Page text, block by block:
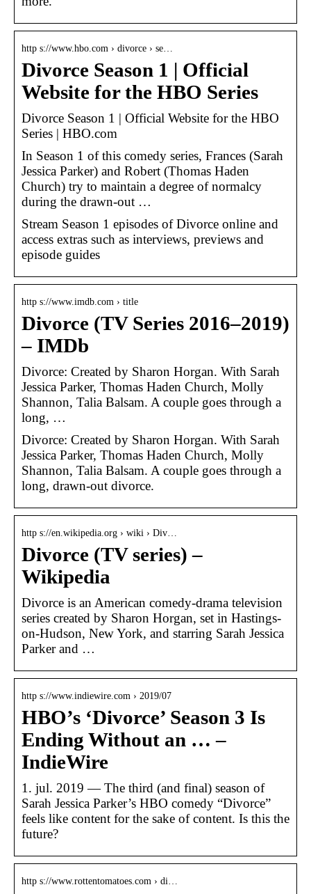
http s://www.hbo.com › divorce › se…
Divorce Season 1 | Official
Website for the HBO Series
Divorce Season 1 | Official Website for the HBO
Series | HBO.com
In Season 1 of this comedy series, Frances (Sarah
Jessica Parker) and Robert (Thomas Haden
Church) try to maintain a degree of normalcy
during the drawn-out …
Stream Season 1 episodes of Divorce online and
access extras such as interviews, previews and
episode guides
http s://www.imdb.com › title
Divorce (TV Series 2016–2019)
– IMDb
Divorce: Created by Sharon Horgan. With Sarah
Jessica Parker, Thomas Haden Church, Molly
Shannon, Talia Balsam. A couple goes through a
long, …
Divorce: Created by Sharon Horgan. With Sarah
Jessica Parker, Thomas Haden Church, Molly
Shannon, Talia Balsam. A couple goes through a
long, drawn-out divorce.
http s://en.wikipedia.org › wiki › Div…
Divorce (TV series) –
Wikipedia
Divorce is an American comedy-drama television
series created by Sharon Horgan, set in Hastings-
on-Hudson, New York, and starring Sarah Jessica
Parker and …
http s://www.indiewire.com › 2019/07
HBO’s ‘Divorce’ Season 3 Is
Ending Without an … –
IndieWire
1. jul. 2019 — The third (and final) season of
Sarah Jessica Parker’s HBO comedy “Divorce”
feels like content for the sake of content. Is this the
future?
http s://www.rottentomatoes.com › di…